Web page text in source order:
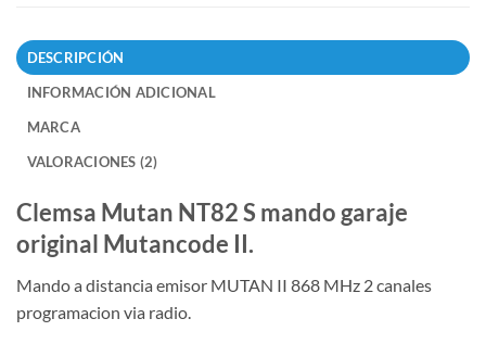
DESCRIPCIÓN
INFORMACIÓN ADICIONAL
MARCA
VALORACIONES (2)
Clemsa Mutan NT82 S mando garaje
original Mutancode II.
Mando a distancia emisor MUTAN II 868 MHz 2 canales
programacion via radio.